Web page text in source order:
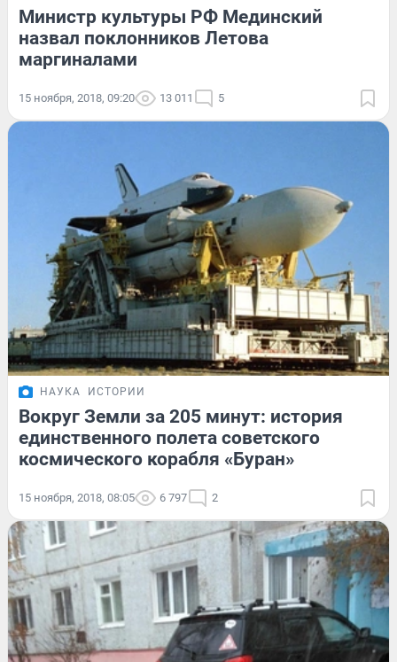
Министр культуры РФ Мединский
назвал поклонников Летова
маргиналами
15 ноября, 2018, 09:20 13 011 5
НАУКА ИСТОРИИ
Вокруг Земли за 205 минут: история
единственного полета советского
космического корабля «Буран»
15 ноября, 2018, 08:05 6 797 2